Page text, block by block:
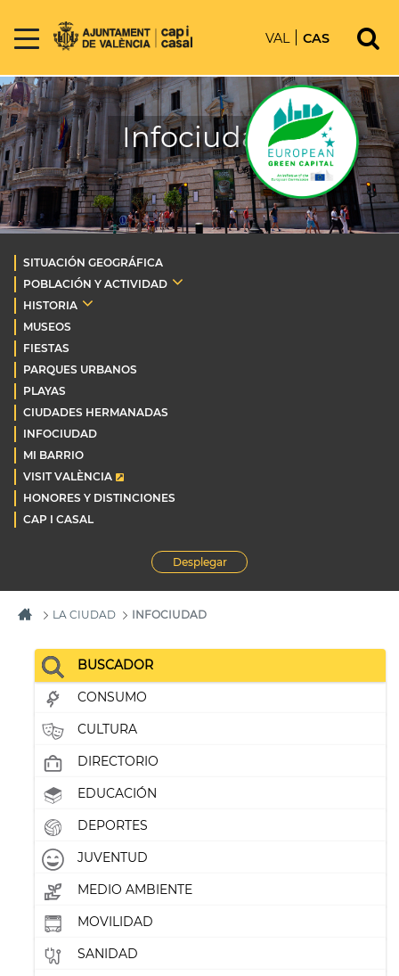
VAL CAS
Infociudad
SITUACIÓN GEOGRÁFICA
POBLACIÓN Y ACTIVIDAD
HISTORIA
MUSEOS
FIESTAS
PARQUES URBANOS
PLAYAS
CIUDADES HERMANADAS
INFOCIUDAD
MI BARRIO
VISIT VALÈNCIA
HONORES Y DISTINCIONES
CAP I CASAL
Desplegar
LA CIUDAD INFOCIUDAD
BUSCADOR
CONSUMO
CULTURA
DIRECTORIO
EDUCACIÓN
DEPORTES
JUVENTUD
MEDIO AMBIENTE
MOVILIDAD
SANIDAD